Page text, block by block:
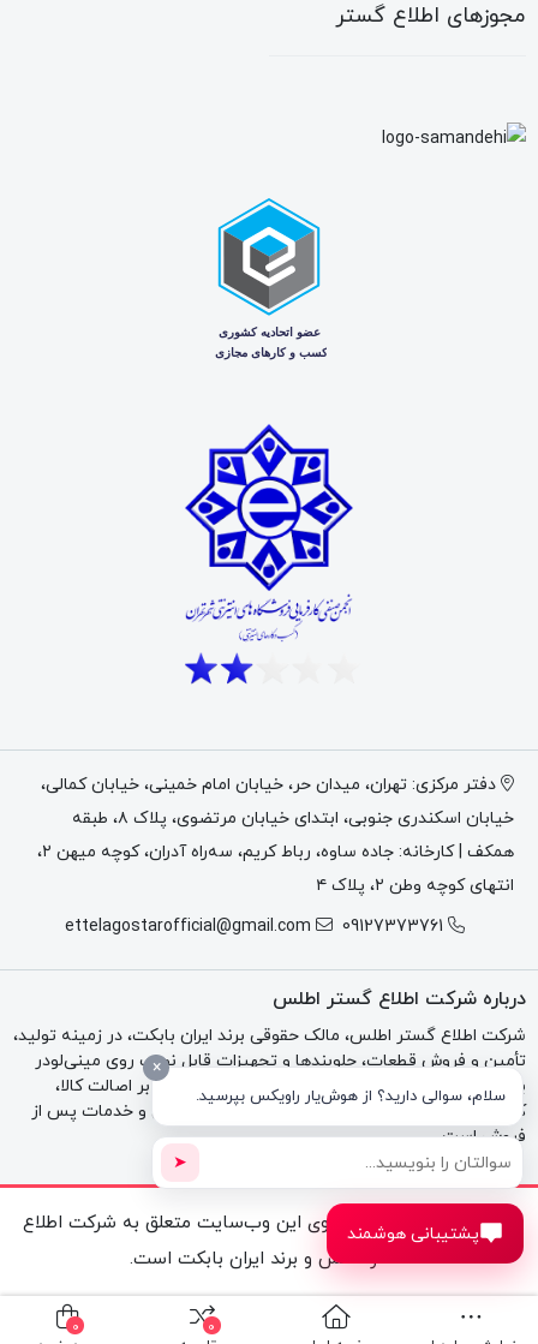
مجوزهای اطلاع گستر
دفتر مرکزی: تهران، میدان حر، خیابان امام خمینی، خیابان کمالی،
خیابان اسکندری جنوبی، ابتدای خیابان مرتضوی، پلاک ۸، طبقه
همکف | کارخانه: جاده ساوه، رباط کریم، سه‌راه آدران، کوچه میهن ۲،
انتهای کوچه وطن ۲، پلاک ۴
09127373761
ettelagostarofficial@gmail.com
درباره شرکت اطلاع گستر اطلس
شرکت اطلاع گستر اطلس، مالک حقوقی برند ایران بابکت، در زمینه تولید،
تأمین و فروش قطعات، جلوبندها و تجهیزات قابل نصب روی مینی‌لودر
بابکت، تراکتور و بکهو فعالیت می‌کند. تمرکز مجموعه بر اصالت کالا،
کیفیت فنی، مشاوره تخصصی، فاکتور رسمی، گارانتی و خدمات پس از
فروش است.
تمامی حقوق مادی و معنوی این وب‌سایت متعلق به شرکت اطلاع
گستر اطلس و برند ایران بابکت است.
پشتیبانی هوشمند
×
سلام، سوالی دارید؟ از هوش‌یار راویکس بپرسید.
➤
0
0